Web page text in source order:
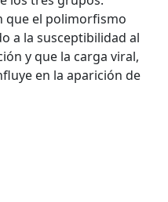
que el polimorfismo
a la susceptibilidad al
y que la carga viral,
en la aparición de